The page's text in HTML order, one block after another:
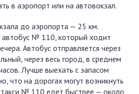
в аэропорт или на автовокзал.
до аэропорта — 25 км.
№ 110, который ходит
Автобус отправляется через
через весь город, в среднем
Лучше выехать с запасом
что на дорогах могут возникнуть
№ 110 едет быстрее — около